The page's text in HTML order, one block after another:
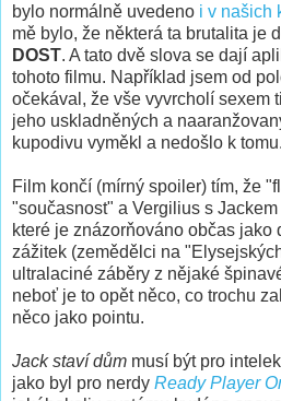
bylo normálně uvedeno i v našich
mě bylo, že některá ta brutalita je
DOST. A tato dvě slova se dají
tohoto filmu. Například jsem od
očekával, že vše vyvrcholí sexem
jeho uskladněných a
kupodivu vyměkl a nedošlo k tomu.
Film končí (mírný spoiler) tím, že
"současnost" a Vergilius s
které je znázorňováno občas jako
zážitek (zemědělci na
ultralaciné záběry z nějaké
neboť je to opět něco, co trochu
něco jako pointu.
Jack staví dům musí být pro
jako byl pro nerdy Ready Player